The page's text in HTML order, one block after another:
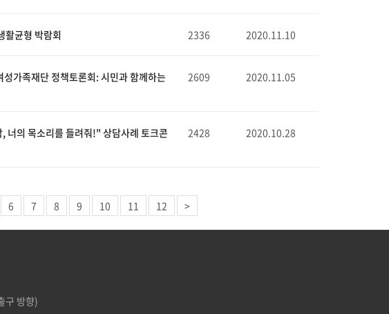
활균형 박람회 2336 2020.11.10
가족재단 정책토론회: 시민과 함께하는
2609 2020.11.05
너의 목소리를 들려줘!" 상담사례 토크콘
2428 2020.10.28
6 7 8 9 10 11 12 >
구 방향)